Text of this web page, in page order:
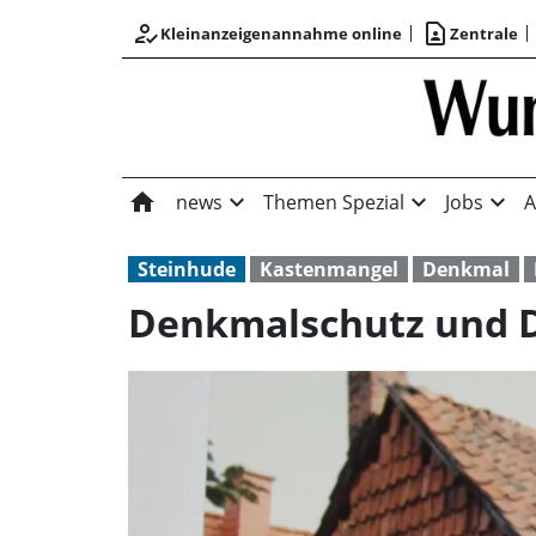
how_to_regKleinanzeigenannahme online contact_page Zentrale
home news expand_more Themen Spezial expand_more Jobs expand_more
Steinhude Kastenmangel Denkmal
Denkmalschutz und